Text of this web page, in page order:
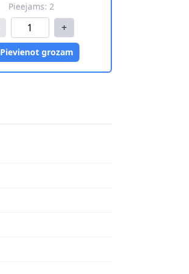
Pieejams: 2
+
Pievienot grozam